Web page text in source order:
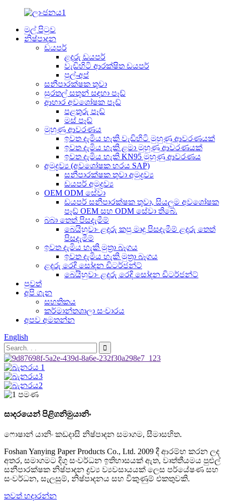
මුල් පිටුව
නිෂ්පාදන
ඩයපර්
ළදරු ඩයපර්
වැඩිහිටි ආරක්ෂිත ඩයපර්
පුල්-අප්
සනීපාරක්ෂක තුවා
සුරතල් සතුන් සඳහා පෑඩ්
ආහාර අවශෝෂක පෑඩ්
පළතුරු පෑඩ්
මස් පෑඩ්
මුහුණු ආවරණය
ඉවත දැමිය හැකි වැඩිහිටි මුහුණු ආවරණයක්
ඉවත දැමිය හැකි ළමා මුහුණු ආවරණයක්
ඉවත දැමිය හැකි KN95 මුහුණු ආවරණය
අමුද්‍රව්‍ය (අවශෝෂක හරය SAP)
සනීපාරක්ෂක තුවා අමුද්‍රව්‍ය
ඩයපර් අමුද්‍රව්‍ය
OEM ODM සේවා
ඩයපර් සනීපාරක්ෂක තුවා, සියලුම අවශෝෂක
පෑඩ් OEM සහ ODM සේවා තිබේ.
බබා තෙත් පිසදැමීම්
බෙයිහුවාං ළදරු කපු මෘදු පිසදැමීම් ළදරු තෙත්
පිසදැමීම්
ඉවත දැමිය හැකි මුත්‍රා බෑගය
ඉවත දැමිය හැකි මුත්‍රා බෑගය
ළදරු රෙදි සෝදන ඩිටර්ජන්ට්
බෙයිහුවාං ළදරු රෙදි සෝදන ඩිටර්ජන්ට්
පුවත්
අපි ගැන
සහතිකය
කර්මාන්තශාලා සංචාරය
අපව අමතන්න
English
සාදරයෙන් පිළිගනිමුයානිං
ෆොෂාන් යානිං කඩදාසි නිෂ්පාදන සමාගම, සීමාසහිත.
Foshan Yanying Paper Products Co., Ltd. 2009 දී ආරම්භ කරන ලද
අතර, සමාගමට දිගු සංවර්ධන ඉතිහාසයක් ඇත, වෘත්තීයමය පුළුල්
සනීපාරක්ෂක නිෂ්පාදන ද්‍රව්‍ය ව්‍යවසායයක් ලෙස පර්යේෂණ සහ
සංවර්ධන, සැලසුම්, නිෂ්පාදනය සහ විකුණුම් එකතුවකි.
තවත් හදාරන්න